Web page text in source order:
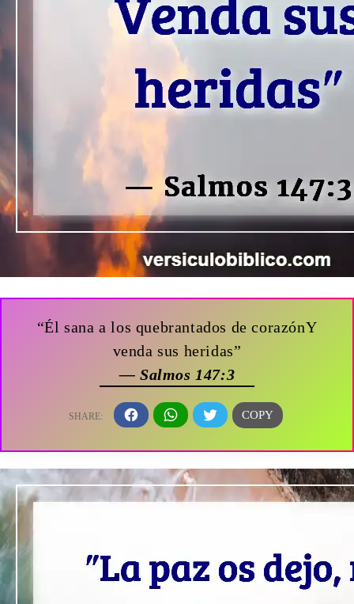
“Él sana a los quebrantados de corazónY
venda sus heridas”
— Salmos 147:3